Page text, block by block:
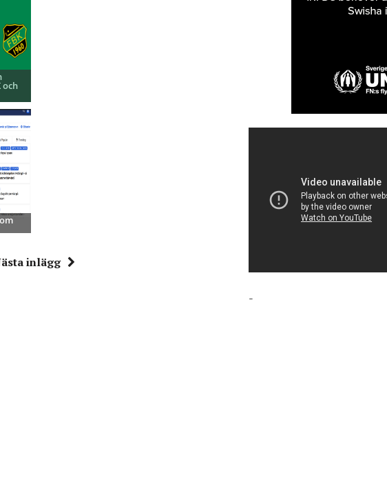
och
inlägg
-